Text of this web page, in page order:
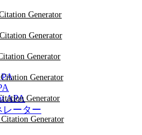
APA
レーター
Generator
Generator
Generator
Generator
Generator
Generator